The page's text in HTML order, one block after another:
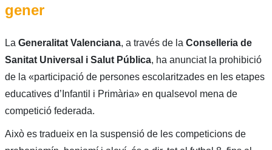
gener
La Generalitat Valenciana, a través de la Conselleria de
Sanitat Universal i Salut Pública, ha anunciat la prohibició
de la «participació de persones escolaritzades en les etapes
educatives d’Infantil i Primària» en qualsevol mena de
competició federada.
Això es tradueix en la suspensió de les competicions de